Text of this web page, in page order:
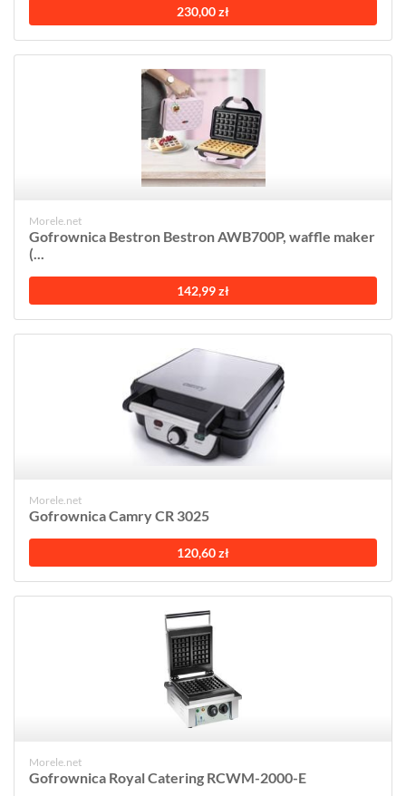
230,00 zł
Morele.net
Gofrownica Bestron Bestron AWB700P, waffle maker
(...
142,99 zł
Morele.net
Gofrownica Camry CR 3025
120,60 zł
Morele.net
Gofrownica Royal Catering RCWM-2000-E